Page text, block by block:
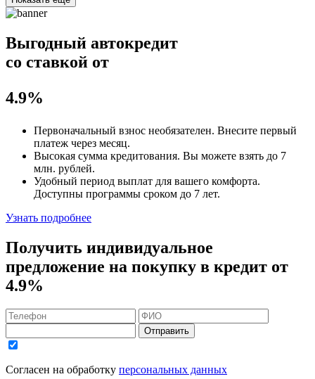
Выгодный автокредит
со ставкой от
4.9%
Первоначальный взнос необязателен. Внесите первый
платеж через месяц.
Высокая сумма кредитования. Вы можете взять до 7
млн. рублей.
Удобный период выплат для вашего комфорта.
Доступны программы сроком до 7 лет.
Узнать подробнее
Получить индивидуальное
предложение на покупку в кредит от
4.9%
Отправить
Согласен на обработку персональных данных